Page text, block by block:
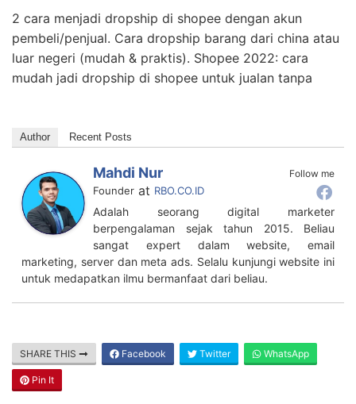
2 cara menjadi dropship di shopee dengan akun
pembeli/penjual. Cara dropship barang dari china atau
luar negeri (mudah & praktis). Shopee 2022: cara
mudah jadi dropship di shopee untuk jualan tanpa
Author Recent Posts
Follow me
Mahdi Nur
Founder at RBO.CO.ID
Adalah seorang digital marketer
berpengalaman sejak tahun 2015. Beliau
sangat expert dalam website, email
marketing, server dan meta ads. Selalu kunjungi website ini
untuk medapatkan ilmu bermanfaat dari beliau.
SHARE THIS Facebook Twitter WhatsApp
Pin It